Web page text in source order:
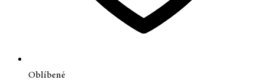
Oblíbené